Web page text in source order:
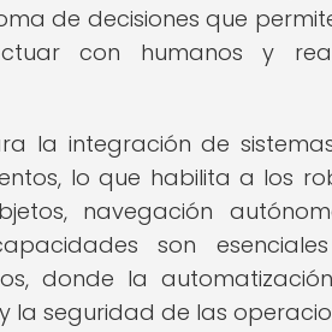
de decisiones que
con humanos y
la integración de
lo que habilita a los
navegación
son
donde la
la seguridad de las